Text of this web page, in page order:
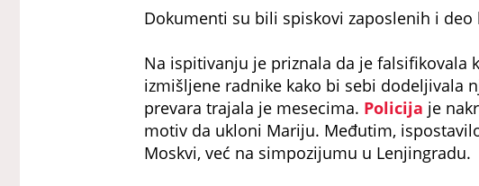
Dokumenti su bili spiskovi zaposlenih i
Na ispitivanju je priznala da je falsifikovala
izmišljene radnike kako bi sebi dodeljivala
prevara trajala je mesecima. Policija je
motiv da ukloni Mariju. Međutim,
Moskvi, već na simpozijumu u Lenjingradu.